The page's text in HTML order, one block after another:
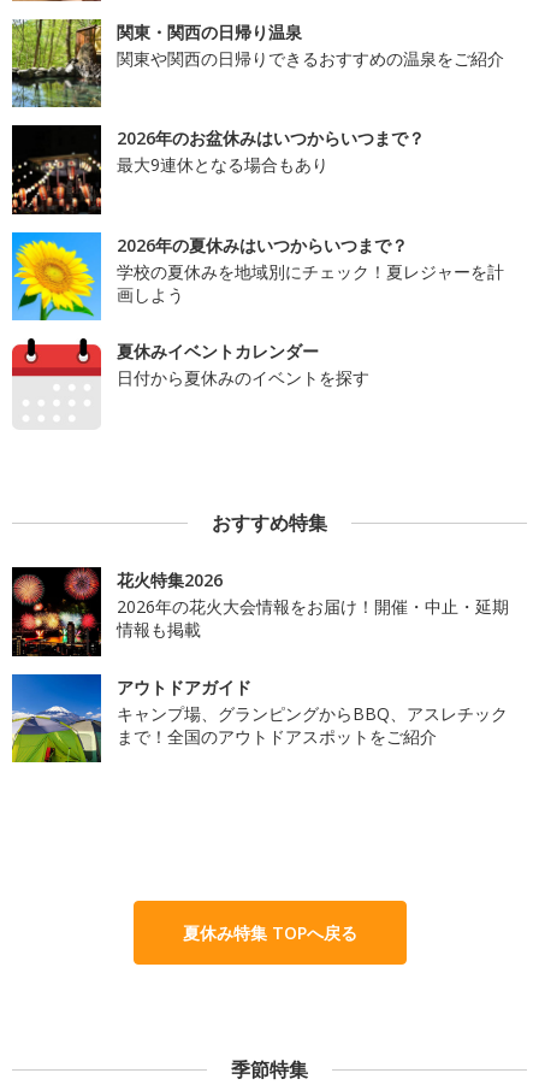
関東・関西の日帰り温泉
関東や関西の日帰りできるおすすめの温泉をご紹介
2026年のお盆休みはいつからいつまで？
最大9連休となる場合もあり
2026年の夏休みはいつからいつまで？
学校の夏休みを地域別にチェック！夏レジャーを計
画しよう
夏休みイベントカレンダー
日付から夏休みのイベントを探す
おすすめ特集
花火特集2026
2026年の花火大会情報をお届け！開催・中止・延期
情報も掲載
アウトドアガイド
キャンプ場、グランピングからBBQ、アスレチック
まで！全国のアウトドアスポットをご紹介
夏休み特集 TOPへ戻る
季節特集